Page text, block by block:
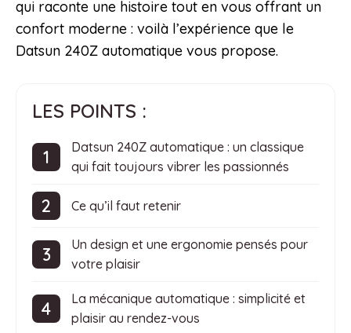
qui raconte une histoire tout en vous offrant un
confort moderne : voilà l’expérience que le
Datsun 240Z automatique vous propose.
LES POINTS :
Datsun 240Z automatique : un classique
qui fait toujours vibrer les passionnés
Ce qu’il faut retenir
Un design et une ergonomie pensés pour
votre plaisir
La mécanique automatique : simplicité et
plaisir au rendez-vous